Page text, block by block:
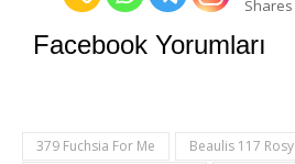
Shares
Facebook Yorumları
379 Fuchsia For Me
Beaulis 117 Rosy